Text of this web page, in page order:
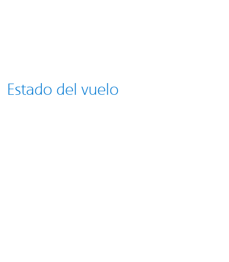
Estado del vuelo